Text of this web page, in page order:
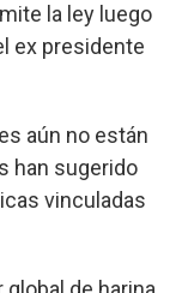
la ley luego
ex presidente
aún no están
han sugerido
vinculadas